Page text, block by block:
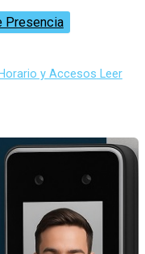
Presencia
y Accesos Leer